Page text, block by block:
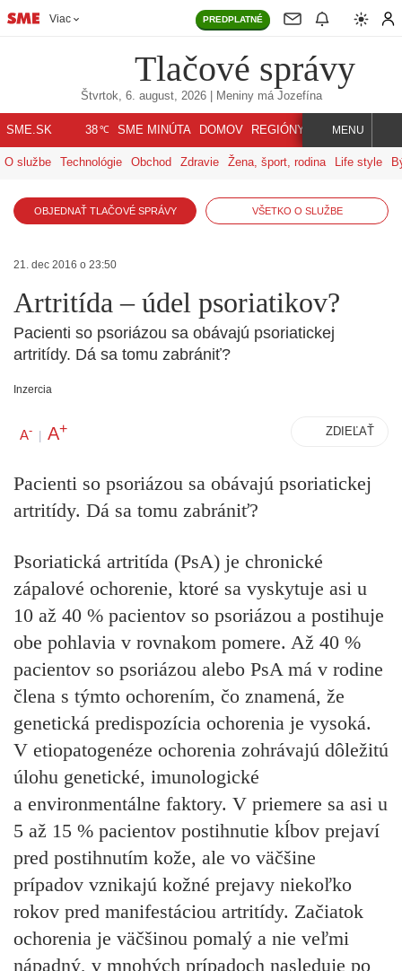
Viac PREDPLATNÉ
Tlačové správy
Štvrtok, 6. august, 2026| Meniny má Jozefína
SME.SK 38℃ SME MINÚTA DOMOV REGIÓNY INDEX SVET
MENU
O službe Technológie Obchod Zdravie Žena, šport, rodina Life style
OBJEDNAŤ TLAČOVÉ SPRÁVY VŠETKO O SLUŽBE
21. dec 2016 o 23:50
Artritída – údel psoriatikov?
Pacienti so psoriázou sa obávajú psoriatickej
artritídy. Dá sa tomu zabrániť?
Inzercia
A- | A+ ZDIEĽAŤ
Pacienti so psoriázou sa obávajú psoriatickej
artritídy. Dá sa tomu zabrániť?
Psoriatická artritída (PsA) je chronické
zápalové ochorenie, ktoré sa vyskytuje asi u
10 až 40 % pacientov so psoriázou a postihuje
obe pohlavia v rovnakom pomere. Až 40 %
pacientov so psoriázou alebo PsA má v rodine
člena s týmto ochorením, čo znamená, že
genetická predispozícia ochorenia je vysoká.
V etiopatogenéze ochorenia zohrávajú dôležitú
úlohu genetické, imunologické
a environmentálne faktory. V priemere sa asi u
5 až 15 % pacientov postihnutie kĺbov prejaví
pred postihnutím kože, ale vo väčšine
prípadov vznikajú kožné prejavy niekoľko
rokov pred manifestáciou artritídy. Začiatok
ochorenia je väčšinou pomalý a nie veľmi
nápadný, v mnohých prípadoch nasleduje po